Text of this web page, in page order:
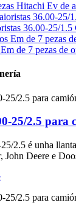
Hitachi Ev de
36.00-25/
de 7 pezas de
25/2.5 para
2.5 é unha
John Deere e